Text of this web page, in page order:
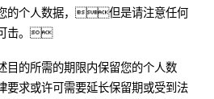
的个人数据，但是请注意任何
可击。
目的所需的期限内保留您的个人数
求或许可需要延长保留期或受到法